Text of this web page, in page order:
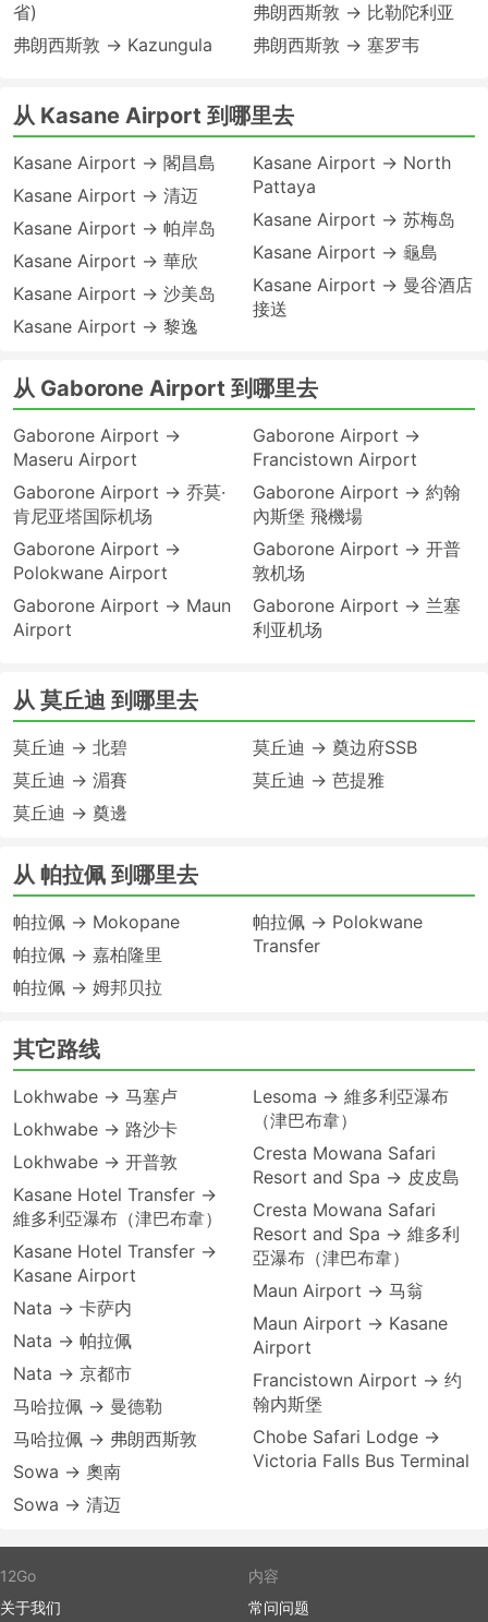
省)
弗朗西斯敦 → Kazungula
弗朗西斯敦 → 比勒陀利亚
弗朗西斯敦 → 塞罗韦
从 Kasane Airport 到哪里去
Kasane Airport → 閣昌島
Kasane Airport → 清迈
Kasane Airport → 帕岸岛
Kasane Airport → 華欣
Kasane Airport → 沙美岛
Kasane Airport → 黎逸
Kasane Airport → North
Pattaya
Kasane Airport → 苏梅岛
Kasane Airport → 龜島
Kasane Airport → 曼谷酒店
接送
从 Gaborone Airport 到哪里去
Gaborone Airport →
Maseru Airport
Gaborone Airport → 乔莫·
肯尼亚塔国际机场
Gaborone Airport →
Polokwane Airport
Gaborone Airport → Maun
Airport
Gaborone Airport →
Francistown Airport
Gaborone Airport → 約翰
內斯堡 飛機場
Gaborone Airport → 开普
敦机场
Gaborone Airport → 兰塞
利亚机场
从 莫丘迪 到哪里去
莫丘迪 → 北碧
莫丘迪 → 湄賽
莫丘迪 → 奠邊
莫丘迪 → 奠边府SSB
莫丘迪 → 芭提雅
从 帕拉佩 到哪里去
帕拉佩 → Mokopane
帕拉佩 → 嘉柏隆里
帕拉佩 → 姆邦贝拉
帕拉佩 → Polokwane
Transfer
其它路线
Lokhwabe → 马塞卢
Lokhwabe → 路沙卡
Lokhwabe → 开普敦
Kasane Hotel Transfer →
維多利亞瀑布（津巴布韋）
Kasane Hotel Transfer →
Kasane Airport
Nata → 卡萨内
Nata → 帕拉佩
Nata → 京都市
马哈拉佩 → 曼德勒
马哈拉佩 → 弗朗西斯敦
Sowa → 奧南
Sowa → 清迈
Lesoma → 維多利亞瀑布
（津巴布韋）
Cresta Mowana Safari
Resort and Spa → 皮皮島
Cresta Mowana Safari
Resort and Spa → 維多利
亞瀑布（津巴布韋）
Maun Airport → 马翁
Maun Airport → Kasane
Airport
Francistown Airport → 约
翰内斯堡
Chobe Safari Lodge →
Victoria Falls Bus Terminal
12Go
关于我们
内容
常问问题